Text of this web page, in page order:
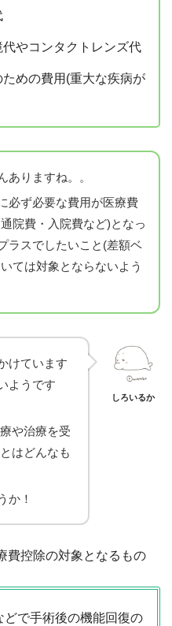
やコンタクトレンズ代
めの費用(重大な疾病が
ありますね。。
必ず必要な費用が医療費
院費・入院費など)となっ
ラスでしたいこと(差額ベ
ては対象とならないよう
しろいるか
けています
ようです
や治療を受
はどんなも
か！
費控除の対象となるもの
で手術後の機能回復の